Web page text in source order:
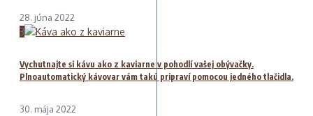
28. júna 2022
3
Vychutnajte si kávu ako z kaviarne v pohodlí vašej obývačky.
Plnoautomatický kávovar vám takú pripraví pomocou jedného tlačidla.
30. mája 2022